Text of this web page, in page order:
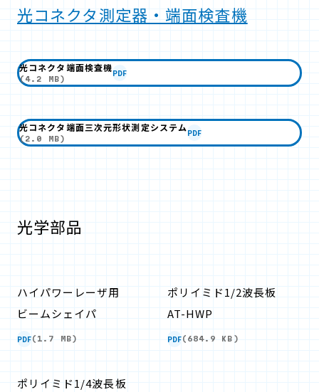
光コネクタ測定器・端面検査機
光コネクタ端面検査機
(4.2 MB)
PDF
光コネクタ端面三次元形状測定システム
(2.0 MB)
PDF
光学部品
ハイパワーレーザ用
ビームシェイパ
PDF(1.7 MB)
ポリイミド1/2波長板
AT-HWP
PDF(684.9 KB)
ポリイミド1/4波長板